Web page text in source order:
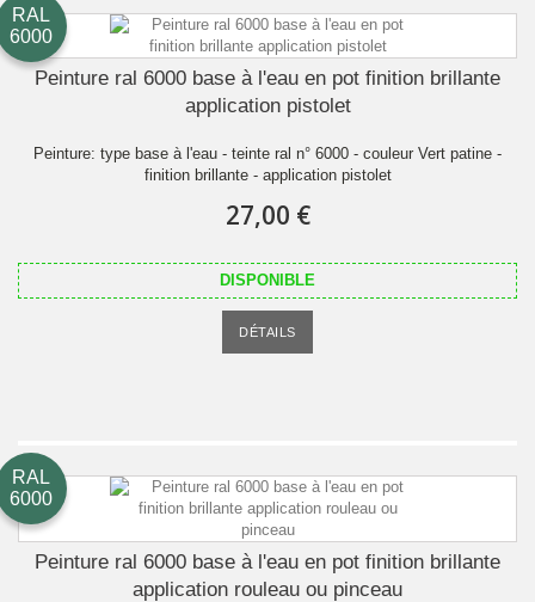
RAL
6000
Peinture ral 6000 base à l'eau en pot finition brillante
application pistolet
Peinture: type base à l'eau - teinte ral n° 6000 - couleur Vert patine -
finition brillante - application pistolet
27,00 €
DISPONIBLE
DÉTAILS
RAL
6000
Peinture ral 6000 base à l'eau en pot finition brillante
application rouleau ou pinceau